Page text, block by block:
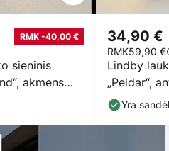
sieninis
akmens
RMK -40,00 €
Lindby
„Peldar“,
rifliuotas,
34,90 €
RMK59,90 €
Yra